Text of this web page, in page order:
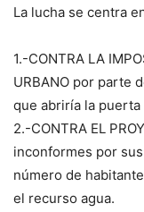
La lucha se centra
1.-CONTRA LA
URBANO por parte
que abriría la
2.-CONTRA EL
inconformes por
número de
el recurso agua.